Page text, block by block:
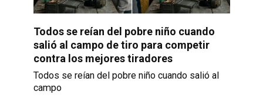
Todos se reían del pobre niño cuando
salió al campo de tiro para competir
contra los mejores tiradores
Todos se reían del pobre niño cuando salió al
campo